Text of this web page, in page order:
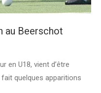
au Beerschot
en U18, vient d’être
quelques apparitions